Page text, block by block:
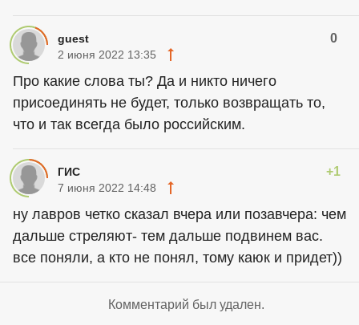
guest 0
2 июня 2022 13:35
Про какие слова ты? Да и никто ничего
присоединять не будет, только возвращать то,
что и так всегда было российским.
ГИС +1
7 июня 2022 14:48
ну лавров четко сказал вчера или позавчера: чем
дальше стреляют- тем дальше подвинем вас.
все поняли, а кто не понял, тому каюк и придет))
Комментарий был удален.